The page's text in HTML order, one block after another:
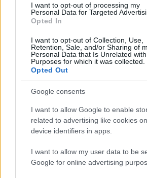
I want to opt-out of processing my
Personal Data for Targeted
Opted In
I want to opt-out of Collection, Use,
Retention, Sale, and/or Sharing of
Personal Data that Is Unrelated
Purposes for which it was collected.
Opted Out
Google consents
I want to allow Google to enable
related to advertising like cookies
device identifiers in apps.
I want to allow my user data to be
Google for online advertising
Γιάννης Παπαμιχαήλ: «Η
αφορά στη χρήση της
Ο Φειδίας Παναγιώτου
σε εκδήλωση μνήμης για
δολοφονημένους Κύπριους
Σολωμού
Πιο
Μετέτρεψαν το
σε ελικοδρόμιο –
ελικόπτερο τους για να
Στην Κρήτη ο Κυριάκος